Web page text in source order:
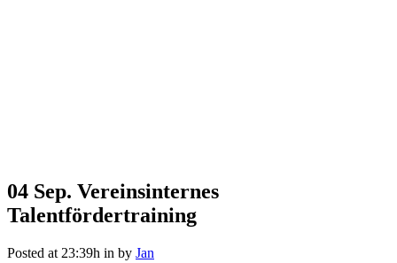
Vereinsinternes
Talentfördertraining
04 Sep. Vereinsinternes
Talentfördertraining
Posted at 23:39h in by Jan